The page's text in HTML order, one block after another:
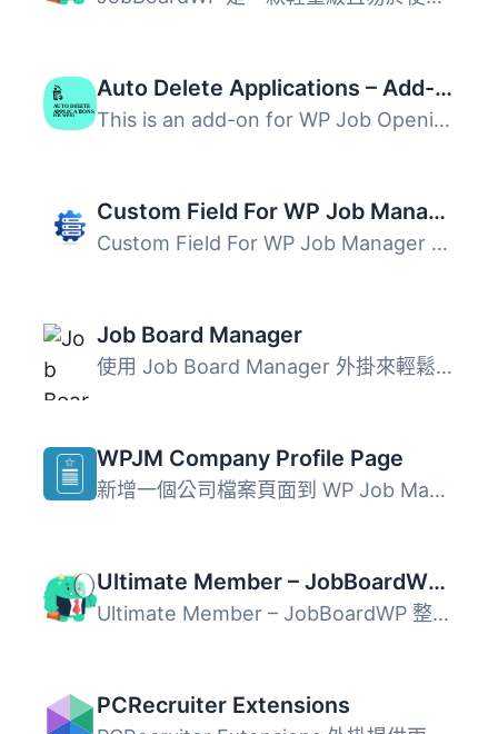
Auto Delete Applications – Add-on for WP Job Openings
This is an add-on for WP Job Openings Plugin, which will ...
Custom Field For WP Job Manager
Custom Field For WP Job Manager 是一款強大、輕量且符合 SE...
Job Board Manager
使用 Job Board Manager 外掛來輕鬆管理求職網站。它允許您在...
WPJM Company Profile Page
新增一個公司檔案頁面到 WP Job Manager 外掛。在這個頁面中...
Ultimate Member – JobBoardWP integration
Ultimate Member – JobBoardWP 整合是一個易於使用且輕...
PCRecruiter Extensions